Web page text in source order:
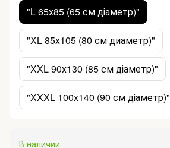
"L 65х85 (65 см діаметр)"
"XL 85х105 (80 см диаметр)"
"XXL 90х130 (85 см діаметр)"
"XXXL 100х140 (90 см діаметр)"
В наличии